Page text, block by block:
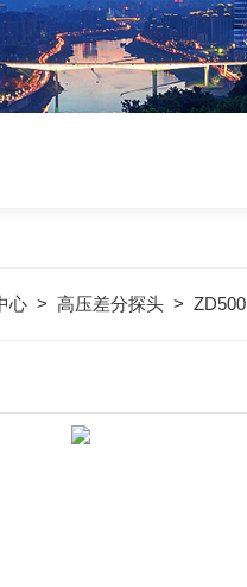
心 > 高压差分探头 > ZD500